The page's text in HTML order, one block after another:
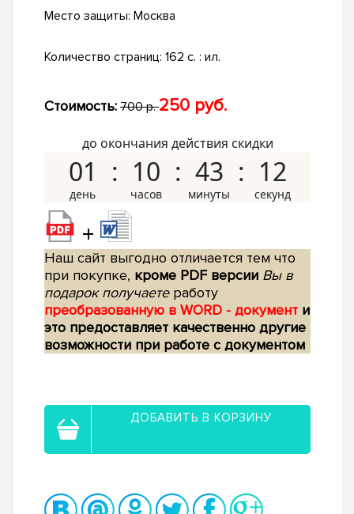
Место защиты: Москва
Количество страниц: 162 с. : ил.
Стоимость: 700 р.250 руб.
до окончания действия скидки
01 10 43 11
+
Наш сайт выгодно отличается тем что
при покупке, кроме PDF версии Вы в
подарок получаетеработу
преобразованную в WORD - документ и
это предоставляет качественно другие
возможности при работе с документом
ДОБАВИТЬ В КОРЗИНУ